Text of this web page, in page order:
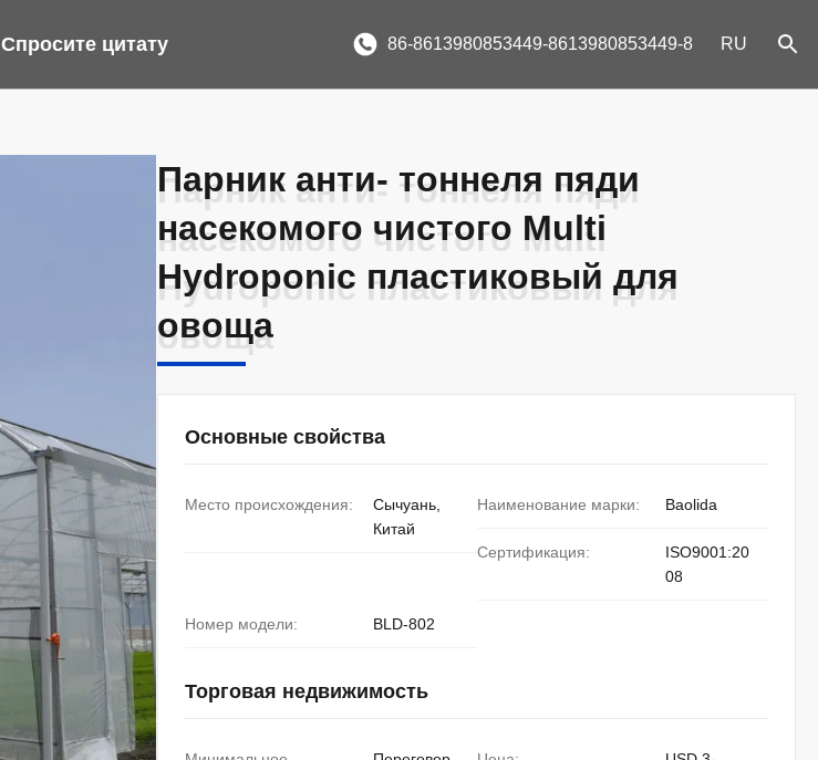
Спросите цитату 86-8613980853449-8613980853449-8 RU
Парник анти- тоннеля пяди
насекомого чистого Multi
Hydroponic пластиковый для
овоща
Парник анти- тоннеля пяди
насекомого чистого Multi
Hydroponic пластиковый для
овоща
Основные свойства
Место происхождения:
Сычуань,
Китай
Наименование марки: Baolida
Сертификация:
ISO9001:20
08
Номер модели: BLD-802
Торговая недвижимость